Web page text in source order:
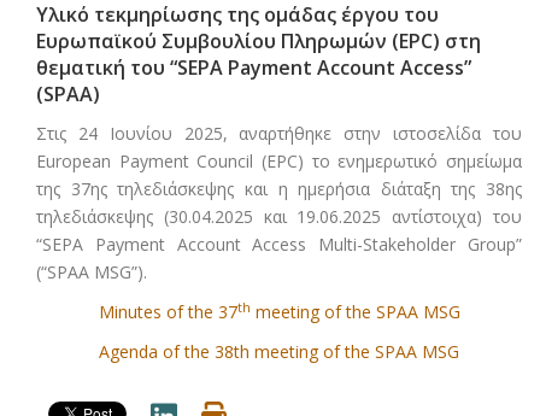
Υλικό τεκμηρίωσης της ομάδας έργου του
Ευρωπαϊκού Συμβουλίου Πληρωμών (EPC) στη
θεματική του “SEPA Payment Account Access”
(SPAA)
Στις 24 Ιουνίου 2025, αναρτήθηκε στην ιστοσελίδα του
European Payment Council (EPC) το ενημερωτικό σημείωμα
της 37ης τηλεδιάσκεψης και η ημερήσια διάταξη της 38ης
τηλεδιάσκεψης (30.04.2025 και 19.06.2025 αντίστοιχα) του
“SEPA Payment Account Access Multi-Stakeholder Group”
(“SPAA MSG”).
Minutes of the 37th meeting of the SPAA MSG
Agenda of the 38th meeting of the SPAA MSG